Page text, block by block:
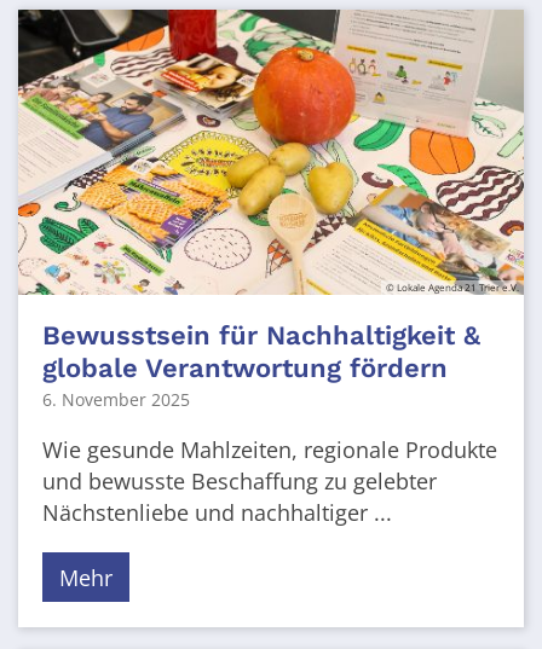
© Lokale Agenda 21 Trier e.V.
Bewusstsein für Nachhaltigkeit &
globale Verantwortung fördern
6. November 2025
Wie gesunde Mahlzeiten, regionale Produkte
und bewusste Beschaffung zu gelebter
Nächstenliebe und nachhaltiger ...
Mehr